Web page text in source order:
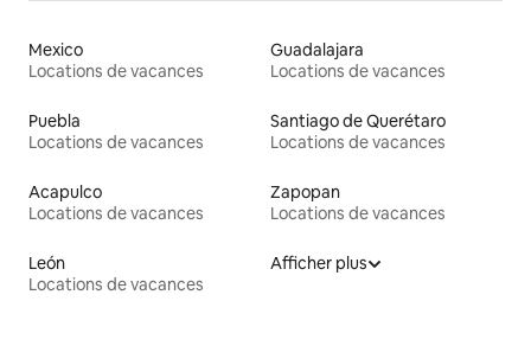
Mexico
Locations de vacances
Guadalajara
Locations de vacances
Puebla
Locations de vacances
Santiago de Querétaro
Locations de vacances
Acapulco
Locations de vacances
Zapopan
Locations de vacances
León
Locations de vacances
Afficher plus